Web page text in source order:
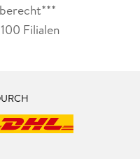
Filialen